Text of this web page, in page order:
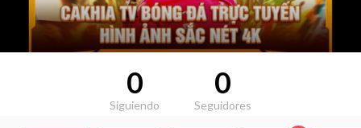
0
Siguiendo
0
Seguidores